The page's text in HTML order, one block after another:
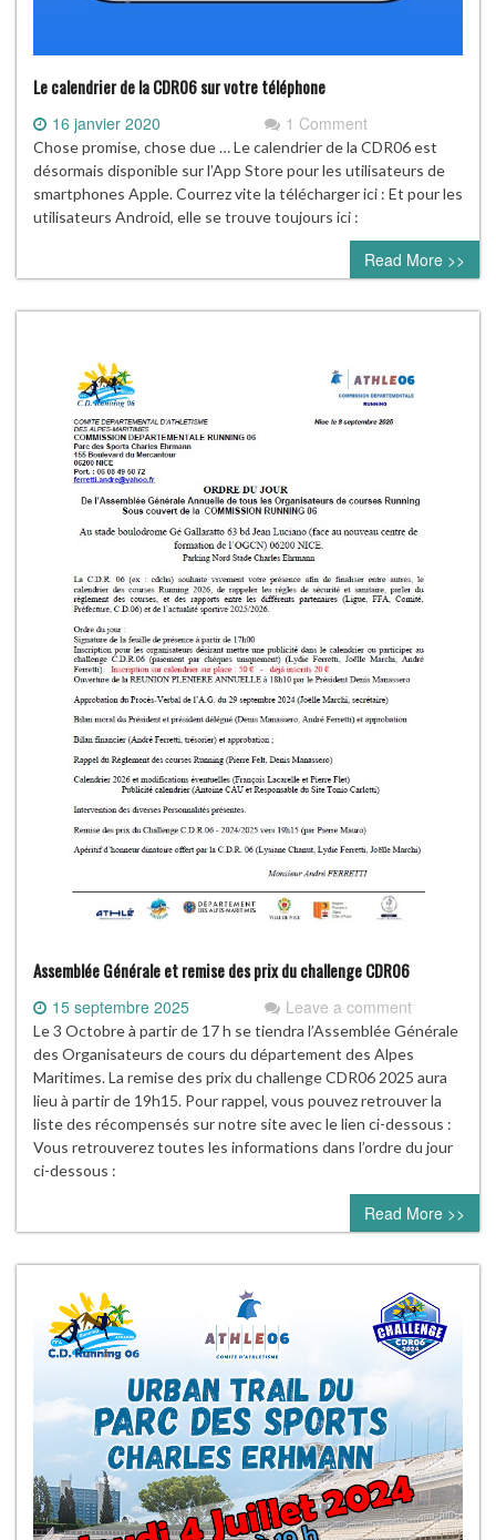
Le calendrier de la CDR06 sur votre téléphone
16 janvier 2020 1 Comment
Chose promise, chose due … Le calendrier de la CDR06 est
désormais disponible sur l’App Store pour les utilisateurs de
smartphones Apple. Courrez vite la télécharger ici : Et pour les
utilisateurs Android, elle se trouve toujours ici :
Read More >>
Assemblée Générale et remise des prix du challenge CDR06
15 septembre 2025 Leave a comment
Le 3 Octobre à partir de 17 h se tiendra l’Assemblée Générale
des Organisateurs de cours du département des Alpes
Maritimes. La remise des prix du challenge CDR06 2025 aura
lieu à partir de 19h15. Pour rappel, vous pouvez retrouver la
liste des récompensés sur notre site avec le lien ci-dessous :
Vous retrouverez toutes les informations dans l’ordre du jour
ci-dessous :
Read More >>